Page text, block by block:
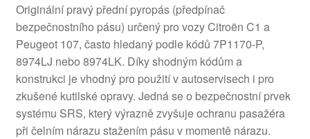
Originální pravý přední pyropás (předpínač
bezpečnostního pásu) určený pro vozy Citroën C1 a
Peugeot 107, často hledaný podle kódů 7P1170-P,
8974LJ nebo 8974LK. Díky shodným kódům a
konstrukci je vhodný pro použití v autoservisech i pro
zkušené kutilské opravy. Jedná se o bezpečnostní prvek
systému SRS, který výrazně zvyšuje ochranu pasažéra
při čelním nárazu stažením pásu v momentě nárazu.